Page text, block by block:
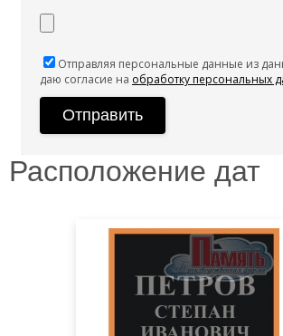
Отправляя персональные данные из
даю согласие на обработку персональных
Расположение дат